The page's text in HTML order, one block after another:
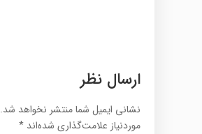
ارسال نظر
نشانی ایمیل شما منتشر نخواهد شد.
موردنیاز علامت‌گذاری شده‌اند *